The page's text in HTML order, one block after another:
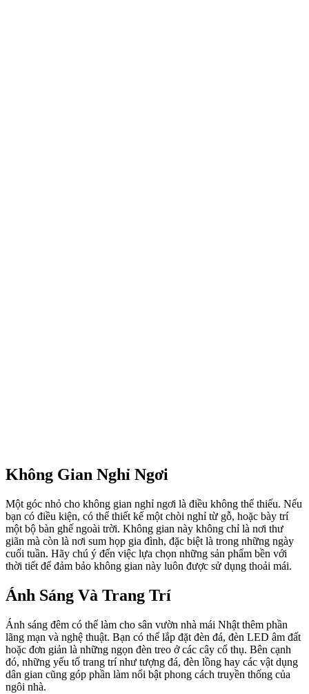
Không Gian Nghỉ Ngơi
Một góc nhỏ cho không gian nghỉ ngơi là điều không thể thiếu. Nếu
bạn có điều kiện, có thể thiết kế một chòi nghỉ từ gỗ, hoặc bày trí
một bộ bàn ghế ngoài trời. Không gian này không chỉ là nơi thư
giãn mà còn là nơi sum họp gia đình, đặc biệt là trong những ngày
cuối tuần. Hãy chú ý đến việc lựa chọn những sản phẩm bền với
thời tiết để đảm bảo không gian này luôn được sử dụng thoải mái.
Ánh Sáng Và Trang Trí
Ánh sáng đêm có thể làm cho sân vườn nhà mái Nhật thêm phần
lãng mạn và nghệ thuật. Bạn có thể lắp đặt đèn đá, đèn LED âm đất
hoặc đơn giản là những ngọn đèn treo ở các cây cổ thụ. Bên cạnh
đó, những yếu tố trang trí như tượng đá, đèn lồng hay các vật dụng
dân gian cũng góp phần làm nổi bật phong cách truyền thống của
ngôi nhà.